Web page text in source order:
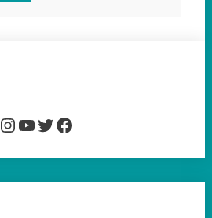
Instagram
YouTube
Twitter
Facebook